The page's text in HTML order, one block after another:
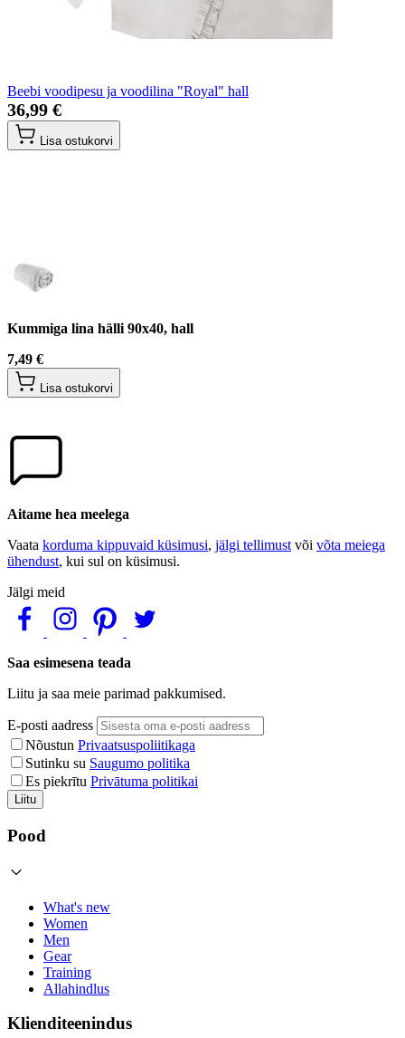
Beebi voodipesu ja voodilina "Royal" hall
36,99 €
Lisa ostukorvi
Kummiga lina hälli 90x40, hall
7,49 €
Lisa ostukorvi
Aitame hea meelega
Vaata korduma kippuvaid küsimusi, jälgi tellimust või võta meiega
ühendust, kui sul on küsimusi.
Jälgi meid
Saa esimesena teada
Liitu ja saa meie parimad pakkumised.
E-posti aadress
Nõustun Privaatsuspoliitikaga
Sutinku su Saugumo politika
Es piekrītu Privātuma politikai
Liitu
Pood
What's new
Women
Men
Gear
Training
Allahindlus
Klienditeenindus